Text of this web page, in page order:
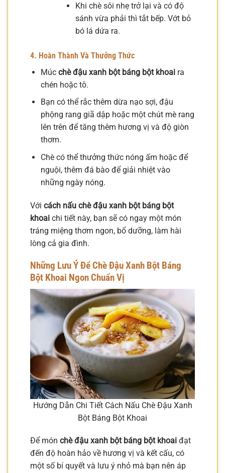
Khi chè sôi nhẹ trở lại và có độ
sánh vừa phải thì tắt bếp. Vớt bỏ
bó lá dứa ra.
4. Hoàn Thành Và Thưởng Thức
Múc chè đậu xanh bột báng bột khoaira
chén hoặc tô.
Bạn có thể rắc thêm dừa nạo sợi, đậu
phộng rang giã dập hoặc một chút mè rang
lên trên để tăng thêm hương vị và độ giòn
thơm.
Chè có thể thưởng thức nóng ấm hoặc để
nguội, thêm đá bào để giải nhiệt vào
những ngày nóng.
Với cách nấu chè đậu xanh bột báng bột
khoai chi tiết này, bạn sẽ có ngay một món
tráng miệng thơm ngon, bổ dưỡng, làm hài
lòng cả gia đình.
Những Lưu Ý Để Chè Đậu Xanh Bột Báng
Bột Khoai Ngon Chuẩn Vị
Hướng Dẫn Chi Tiết Cách Nấu Chè Đậu Xanh
Bột Báng Bột Khoai
Để món chè đậu xanh bột báng bột khoai đạt
đến độ hoàn hảo về hương vị và kết cấu, có
một số bí quyết và lưu ý nhỏ mà bạn nên áp